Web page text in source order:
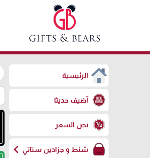
الرئيسية
آضيف حديثا
نص السعر
شنط و جزادين ستاتيchevron_left